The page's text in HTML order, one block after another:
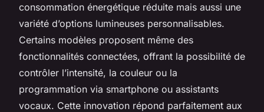
consommation énergétique réduite mais aussi une
variété d’options lumineuses personnalisables.
Certains modèles proposent même des
fonctionnalités connectées, offrant la possibilité de
contrôler l’intensité, la couleur ou la
programmation via smartphone ou assistants
vocaux. Cette innovation répond parfaitement aux